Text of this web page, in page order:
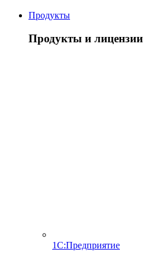
Продукты
Продукты и лицензии
1С:Предприятие